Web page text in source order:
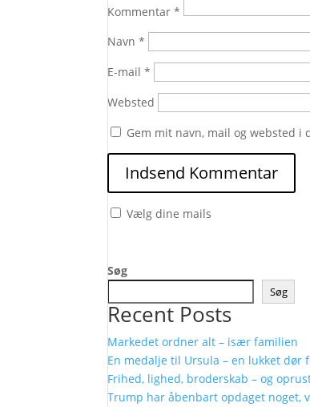
Kommentar*
Navn*
E-mail*
Websted
Gem mit navn, mail og websted
Vælg dine mails
Søg
Søg
Recent Posts
Markedet ordner alt – især familien
En medalje til Ursula – en lukket dør
Frihed, lighed, broderskab – og
Trump har åbenbart opdaget noget,